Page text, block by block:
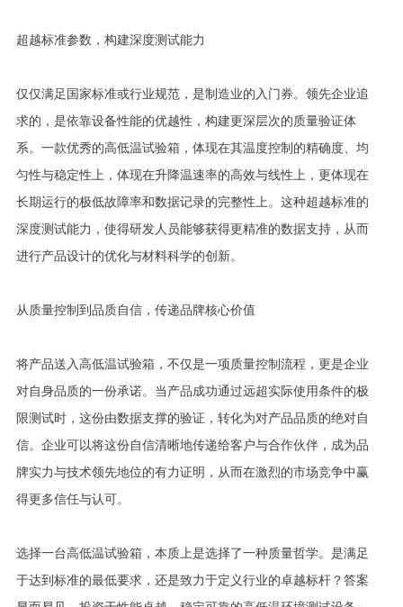
超越标准参数，构建深度测试能力
仅仅满足国家标准或行业规范，是制造业的入门券。领先企业追
求的，是依靠设备性能的优越性，构建更深层次的质量验证体
系。一款优秀的高低温试验箱，体现在其温度控制的精确度、均
匀性与稳定性上，体现在升降温速率的高效与线性上，更体现在
长期运行的极低故障率和数据记录的完整性上。这种超越标准的
深度测试能力，使得研发人员能够获得更精准的数据支持，从而
进行产品设计的优化与材料科学的创新。
从质量控制到品质自信，传递品牌核心价值
将产品送入高低温试验箱，不仅是一项质量控制流程，更是企业
对自身品质的一份承诺。当产品成功通过远超实际使用条件的极
限测试时，这份由数据支撑的验证，转化为对产品品质的绝对自
信。企业可以将这份自信清晰地传递给客户与合作伙伴，成为品
牌实力与技术领先地位的有力证明，从而在激烈的市场竞争中赢
得更多信任与认可。
选择一台高低温试验箱，本质上是选择了一种质量哲学。是满足
于达到标准的最低要求，还是致力于定义行业的卓越标杆？答案